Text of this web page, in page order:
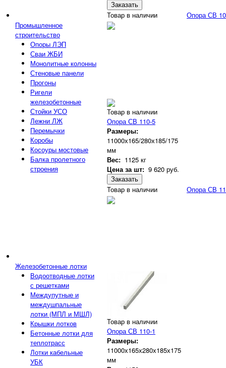
Промышленное
строительство
Опоры ЛЭП
Сваи ЖБИ
Монолитные колонны
Стеновые панели
Прогоны
Ригели
железобетонные
Стойки УСО
Лежни ЛЖ
Перемычки
Коробы
Косоуры мостовые
Балка пролетного
строения
Железобетонные лотки
Водоотводные лотки
с решетками
Междупутные и
междушпальные
лотки (МПЛ и МШЛ)
Крышки лотков
Бетонные лотки для
теплотрасс
Лотки кабельные
УБК
Заказать
Товар в наличии Опора СВ
Товар в наличии
Опора СВ 110-5
Размеры:
11000х165/280х185/175
мм
Вес: 1125 кг
Цена за шт: 9 620 руб.
Заказать
Товар в наличии Опора СВ
Товар в наличии
Опора СВ 110-1
Размеры:
11000х165х280х185х175
мм